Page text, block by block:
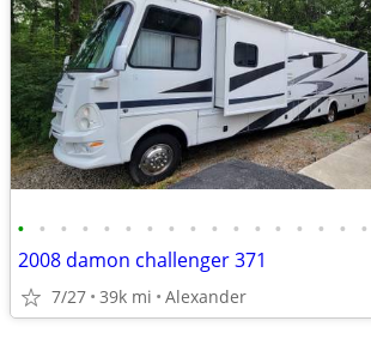
• • • • • • • • • • • • • • • • •
2008 damon challenger 371
7/27 39k mi Alexander